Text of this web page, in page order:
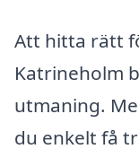
Att hitta rätt
Katrineholm
utmaning.
du enkelt få